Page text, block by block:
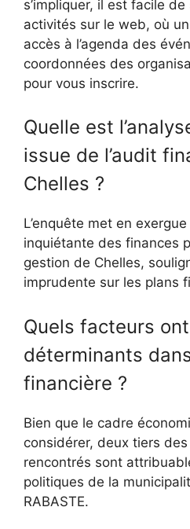
s’impliquer, il est facile de
activités sur le web, où
accès à l’agenda des
coordonnées des
pour vous inscrire.
Quelle est
issue de l’audit
Chelles ?
L’enquête met en
inquiétante des finances
gestion de Chelles,
imprudente sur les plans
Quels facteurs
déterminants
financière ?
Bien que le cadre
considérer, deux tiers
rencontrés sont
politiques de la
RABASTE.